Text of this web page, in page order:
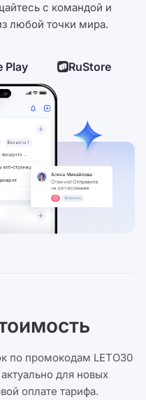
с командой и
любой точки мира.
Play RuStore
по промокодам LETO30
для новых
оплате тарифа.